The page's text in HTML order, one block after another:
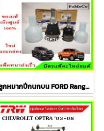
ลูกหมากปีกนกบน FORD Ranger T6 / MAZDA BT50 PRO 2WD , 4WD